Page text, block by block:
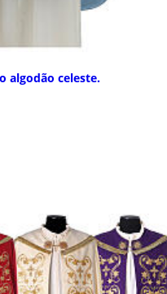
algodão celeste.